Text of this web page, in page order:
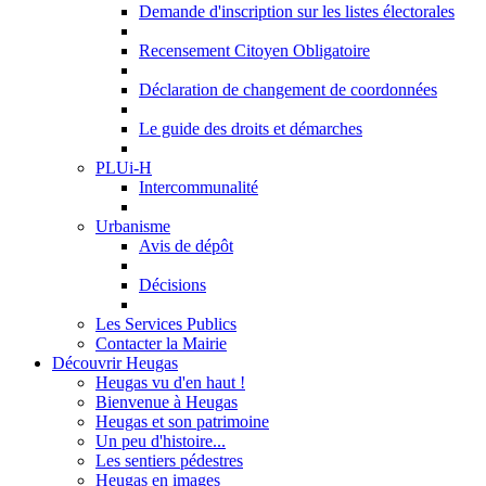
Demande d'inscription sur les listes électorales
Recensement Citoyen Obligatoire
Déclaration de changement de coordonnées
Le guide des droits et démarches
PLUi-H
Intercommunalité
Urbanisme
Avis de dépôt
Décisions
Les Services Publics
Contacter la Mairie
Découvrir Heugas
Heugas vu d'en haut !
Bienvenue à Heugas
Heugas et son patrimoine
Un peu d'histoire...
Les sentiers pédestres
Heugas en images